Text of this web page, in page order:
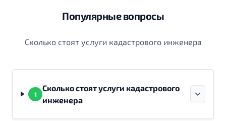
Популярные вопросы
Сколько стоят услуги кадастрового инженера
1
Сколько стоят услуги кадастрового
инженера